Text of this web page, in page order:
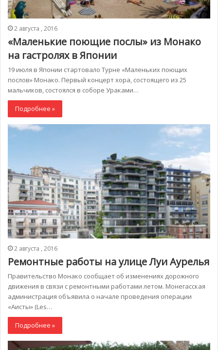
2 августа , 2016
«Маленькие поющие послы» из Монако
на гастролях в Японии
19 июля в Японии стартовало Турне «Маленьких поющих
послов» Монако. Первый концерт хора, состоящего из 25
мальчиков, состоялся в соборе Ураками…
Подробнее »
2 августа , 2016
Ремонтные работы на улице Луи Аурелья
Правительство Монако сообщает об изменениях дорожного
движения в связи с ремонтными работами летом. Монегасская
администрация объявила о начале проведения операции
«Аисты» (Les…
Подробнее »